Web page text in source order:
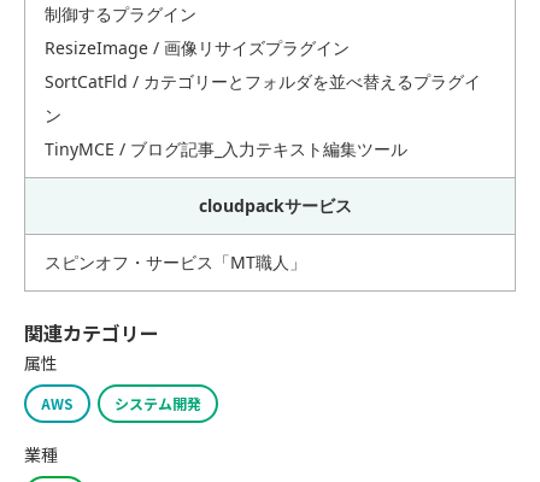
制御するプラグイン
ResizeImage / 画像リサイズプラグイン
SortCatFld / カテゴリーとフォルダを並べ替えるプラグイ
ン
TinyMCE / ブログ記事_入力テキスト編集ツール
cloudpackサービス
スピンオフ・サービス「MT職人」
関連カテゴリー
属性
AWS システム開発
業種